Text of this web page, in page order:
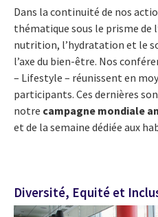
Dans la continuité de nos
thématique sous le prisme de
nutrition, l’hydratation et le
l’axe du bien-être. Nos
– Lifestyle – réunissent en
participants. Ces dernières
notre campagne mondiale
et de la semaine dédiée aux
Diversité, Equité et